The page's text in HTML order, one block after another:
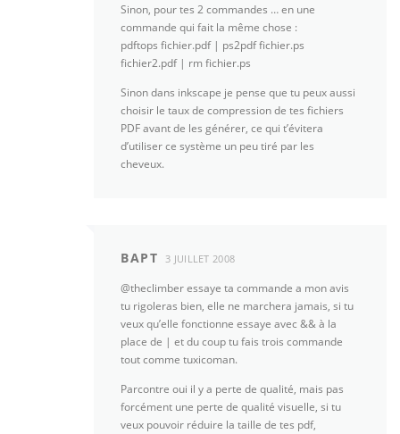
Sinon, pour tes 2 commandes … en une
commande qui fait la même chose :
pdftops fichier.pdf | ps2pdf fichier.ps
fichier2.pdf | rm fichier.ps
Sinon dans inkscape je pense que tu peux aussi
choisir le taux de compression de tes fichiers
PDF avant de les générer, ce qui t’évitera
d’utiliser ce système un peu tiré par les
cheveux.
BAPT 3 JUILLET 2008
@theclimber essaye ta commande a mon avis
tu rigoleras bien, elle ne marchera jamais, si tu
veux qu’elle fonctionne essaye avec && à la
place de | et du coup tu fais trois commande
tout comme tuxicoman.
Parcontre oui il y a perte de qualité, mais pas
forcément une perte de qualité visuelle, si tu
veux pouvoir réduire la taille de tes pdf,